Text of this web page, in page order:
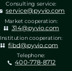
Consulting service:
service@pyvio.com
Market cooperation:
314@pyvio.com
Institution cooperation:
fibd@pyvio.com
Telephone:
400-778-8712